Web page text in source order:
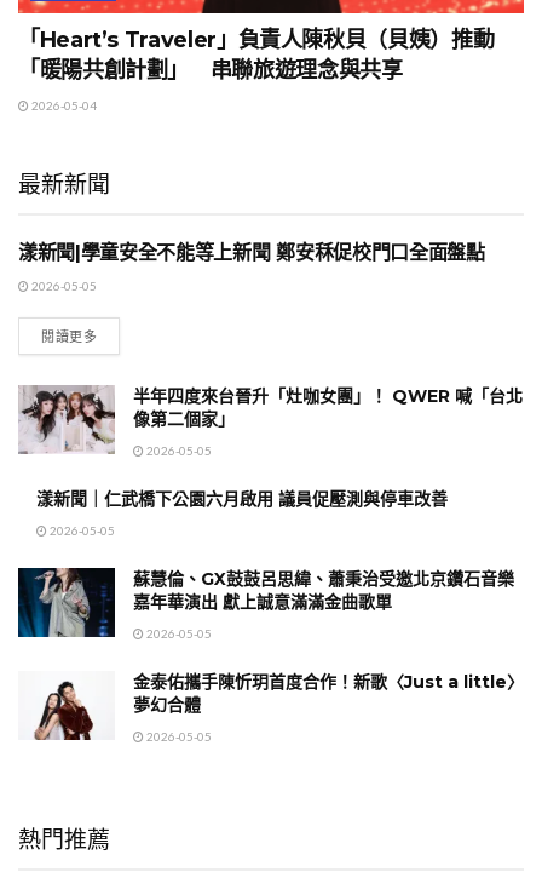
「Heart’s Traveler」負責人陳秋貝（貝姨）推動
「暖陽共創計劃」 串聯旅遊理念與共享
2026-05-04
最新新聞
地方時事
漾新聞|學童安全不能等上新聞 鄭安秝促校門口全面盤點
2026-05-05
閱讀更多
半年四度來台晉升「灶咖女團」！ QWER 喊「台北
像第二個家」
2026-05-05
漾新聞｜仁武橋下公園六月啟用 議員促壓測與停車改善
2026-05-05
蘇慧倫、GX鼓鼓呂思緯、蕭秉治受邀北京鑽石音樂
嘉年華演出 獻上誠意滿滿金曲歌單
2026-05-05
金泰佑攜手陳忻玥首度合作！新歌〈Just a little〉
夢幻合體
2026-05-05
熱門推薦